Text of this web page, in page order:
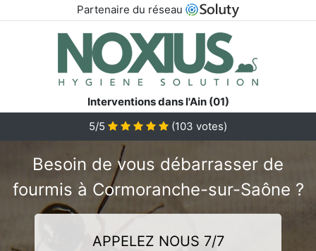
Partenaire du réseau
Interventions dans l'Ain (01)
5/5 (103 votes)
Besoin de vous débarrasser de
fourmis à Cormoranche-sur-Saône ?
APPELEZ NOUS 7/7